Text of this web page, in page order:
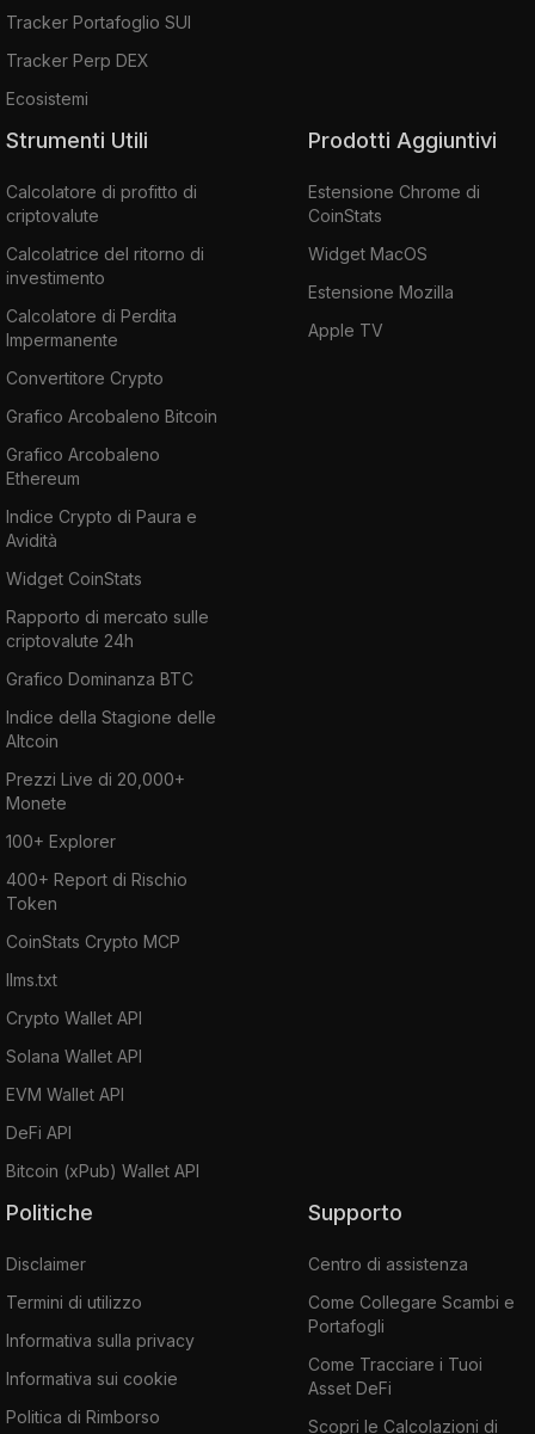
Tracker Portafoglio SUI
Tracker Perp DEX
Ecosistemi
Strumenti Utili
Calcolatore di profitto di
criptovalute
Calcolatrice del ritorno di
investimento
Calcolatore di Perdita
Impermanente
Convertitore Crypto
Grafico Arcobaleno Bitcoin
Grafico Arcobaleno
Ethereum
Indice Crypto di Paura e
Avidità
Widget CoinStats
Rapporto di mercato sulle
criptovalute 24h
Grafico Dominanza BTC
Indice della Stagione delle
Altcoin
Prezzi Live di 20,000+
Monete
100+ Explorer
400+ Report di Rischio
Token
CoinStats Crypto MCP
llms.txt
Crypto Wallet API
Solana Wallet API
EVM Wallet API
DeFi API
Bitcoin (xPub) Wallet API
Prodotti Aggiuntivi
Estensione Chrome di
CoinStats
Widget MacOS
Estensione Mozilla
Apple TV
Politiche
Disclaimer
Termini di utilizzo
Informativa sulla privacy
Informativa sui cookie
Politica di Rimborso
Supporto
Centro di assistenza
Come Collegare Scambi e
Portafogli
Come Tracciare i Tuoi
Asset DeFi
Scopri le Calcolazioni di